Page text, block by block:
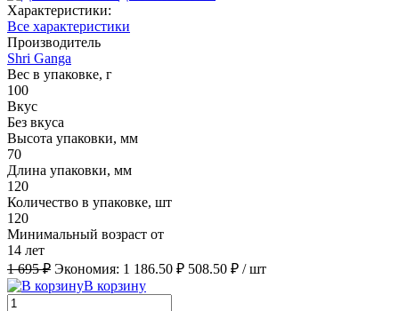
Характеристики:
Все характеристики
Производитель
Shri Ganga
Вес в упаковке, г
100
Вкус
Без вкуса
Высота упаковки, мм
70
Длина упаковки, мм
120
Количество в упаковке, шт
120
Минимальный возраст от
14 лет
1 695 ₽ Экономия: 1 186.50 ₽ 508.50 ₽ / шт
В корзину